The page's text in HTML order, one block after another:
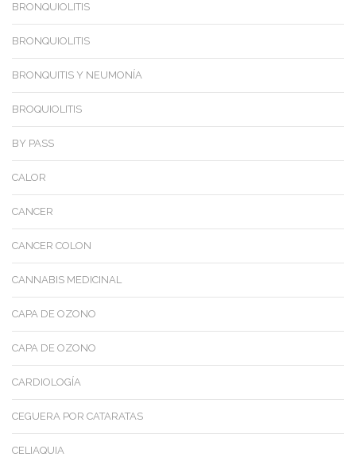
BRONQUIOLITIS
BRONQUIOLITIS
BRONQUITIS Y NEUMONÍA
BROQUIOLITIS
BY PASS
CALOR
CANCER
CANCER COLON
CANNABIS MEDICINAL
CAPA DE OZONO
CAPA DE OZONO
CARDIOLOGÍA
CEGUERA POR CATARATAS
CELIAQUIA